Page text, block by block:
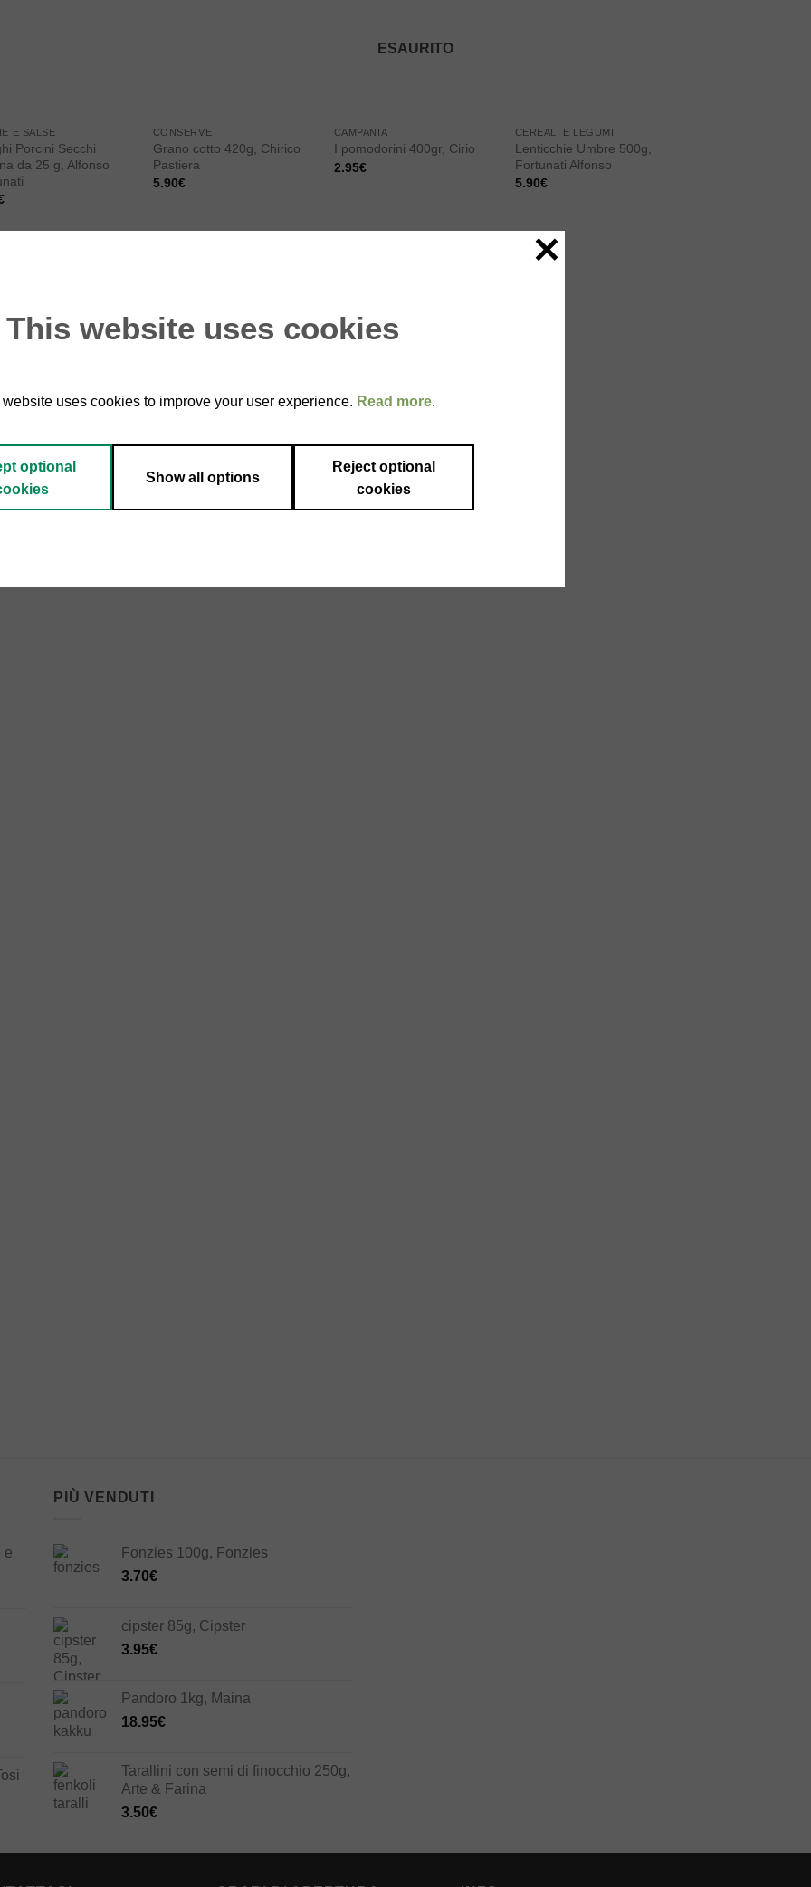
E SALSE
Porcini Secchi
da 25 g, Alfonso
CONSERVE
Grano cotto 420g, Chirico
Pastiera
5.90€
ESAURITO
CAMPANIA
I pomodorini 400gr, Cirio
2.95€
CEREALI E LEGUMI
Lenticchie Umbre 500g,
Fortunati Alfonso
5.90€
ESAURITO
10.90€
e
PIÙ VENDUTI
Fonzies 100g, Fonzies
3.70€
cipster 85g, Cipster
3.95€
Pandoro 1kg, Maina
18.95€
Tarallini con semi di finocchio 250g,
Arte & Farina
3.50€
This website uses cookies
uses cookies to improve your user experience. Read more.
optional
Show all options
Reject optional
cookies